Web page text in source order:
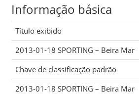
Informação básica
Título exibido
2013-01-18 SPORTING – Beira Mar
Chave de classificação padrão
2013-01-18 SPORTING – Beira Mar